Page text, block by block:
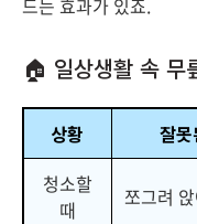
드는 효과가 있죠.
🏠 일상생활 속 무
상황 잘
청소할
때
쪼그려